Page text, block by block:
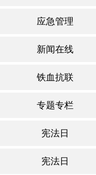
应急管理
新闻在线
铁血抗联
专题专栏
宪法日
宪法日